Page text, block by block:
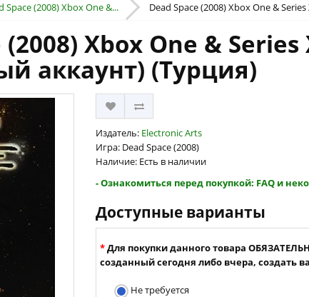
Space (2008) Xbox One &... Dead Space (2008) Xbox One & Series
Xbox One &
аккаунт) (Турция)
Издатель: Electronic Arts
Игра: Dead Space (2008)
Наличие: Есть в наличии
- Ознакомиться перед покупкой: FAQ и
Доступные варианты
Для покупки данного товара
созданный сегодня либо вчера, создать
Не требуется